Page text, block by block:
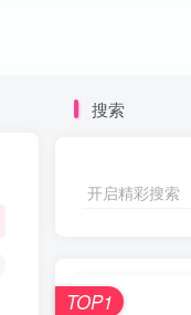
搜索
开启精彩搜索
TOP1